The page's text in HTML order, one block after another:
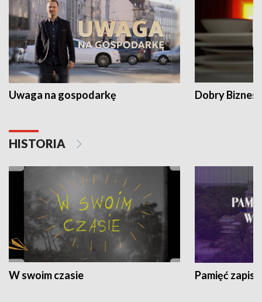
Uwaga na gospodarkę Dobry Biznes
HISTORIA
W swoim czasie Pamięć